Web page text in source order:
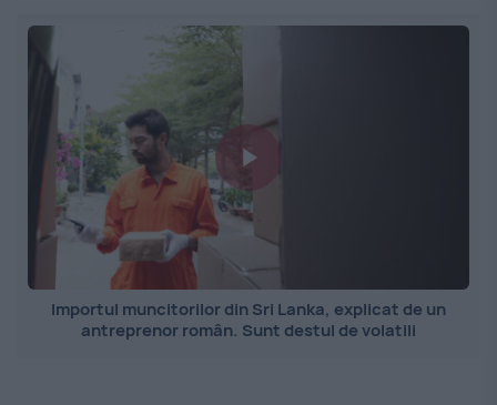
Importul muncitorilor din Sri Lanka, explicat de un
antreprenor român. Sunt destul de volatili